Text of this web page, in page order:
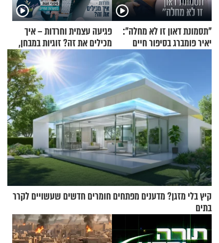
"תסמונת דאון זו לא מחלה":
יאיר פומברג בסיפור חיים
פגיעה עצמית וחרדות – איך
מכילים את זה? זוגיות במבחן,
הפעם עם יהודית ואלתר כהן
קיץ בלי מזגן? מדענים מפתחים חומרים חדשים שעשויים לקרר
בתים